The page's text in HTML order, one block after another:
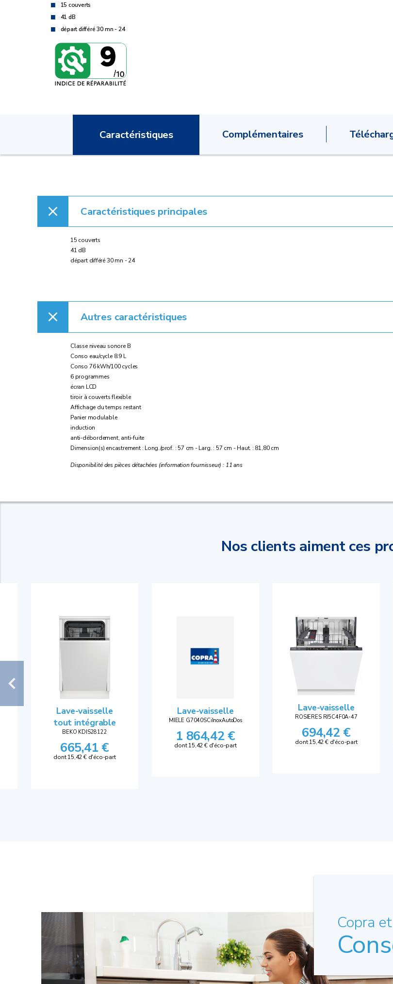
15 couverts
41 dB
départ différé 30 mn - 24
Caractéristiques Complémentaires
Caractéristiques principales
15 couverts
41 dB
départ différé 30 mn - 24
Autres caractéristiques
Classe niveau sonore B
Conso eau/cycle 8.9 L
Conso 76 kWh/100 cycles
6 programmes
écran LCD
tiroir à couverts flexible
Affichage du temps restant
Panier modulable
induction
anti-débordement, anti-fuite
Dimension(s) encastrement : Long./prof. : 57 cm - Larg. : 57 cm - Haut. : 81,80 cm
Disponibilité des pièces détachées (information fournisseur) : 11 ans
Nos clients aiment ces
Lave-vaisselle
tout intégrable
BEKO KDIS28122
665,41 €
dont 15,42 € d'éco-part
Lave-vaisselle
MIELE G7040SCiInoxAutoDos
1 864,42 €
dont 15,42 € d'éco-part
Lave-vaisselle
ROSIERES RI5C4F0A-47
694,42 €
dont 15,42 € d'éco-part
Copra